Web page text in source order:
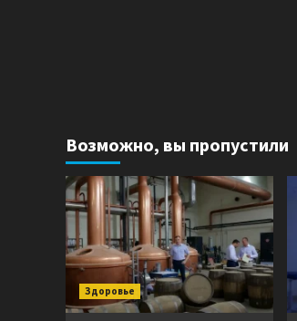
Возможно, вы пропустили
Здоровье